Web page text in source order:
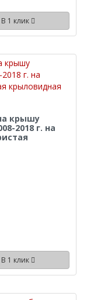
В 1 клик
крышу
2018 г. на
В 1 клик